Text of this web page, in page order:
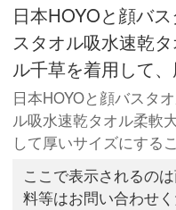
日本HOYOと顔バ
スタオル吸水速乾
ル千草を着用して、
日本HOYOと顔バスタ
ル吸水速乾タオル柔軟
して厚いサイズにする
ここで表示されるの
料等はお問い合わせ